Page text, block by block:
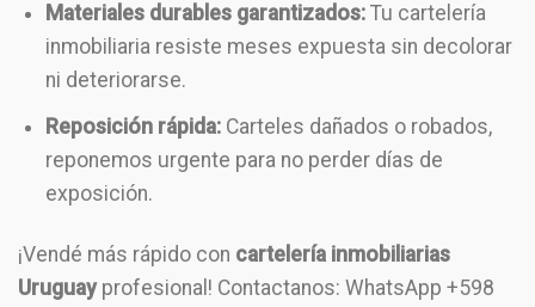
Materiales durables garantizados: Tu cartelería
inmobiliaria resiste meses expuesta sin decolorar
ni deteriorarse.
Reposición rápida: Carteles dañados o robados,
reponemos urgente para no perder días de
exposición.
¡Vendé más rápido con cartelería inmobiliarias
Uruguayprofesional! Contactanos: WhatsApp +598